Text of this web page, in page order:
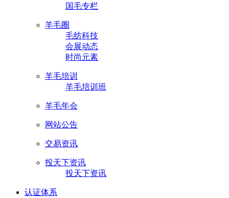
国毛专栏
羊毛圈
毛纺科技
会展动态
时尚元素
羊毛培训
羊毛培训班
羊毛年会
网站公告
交易资讯
投天下资讯
投天下资讯
认证体系